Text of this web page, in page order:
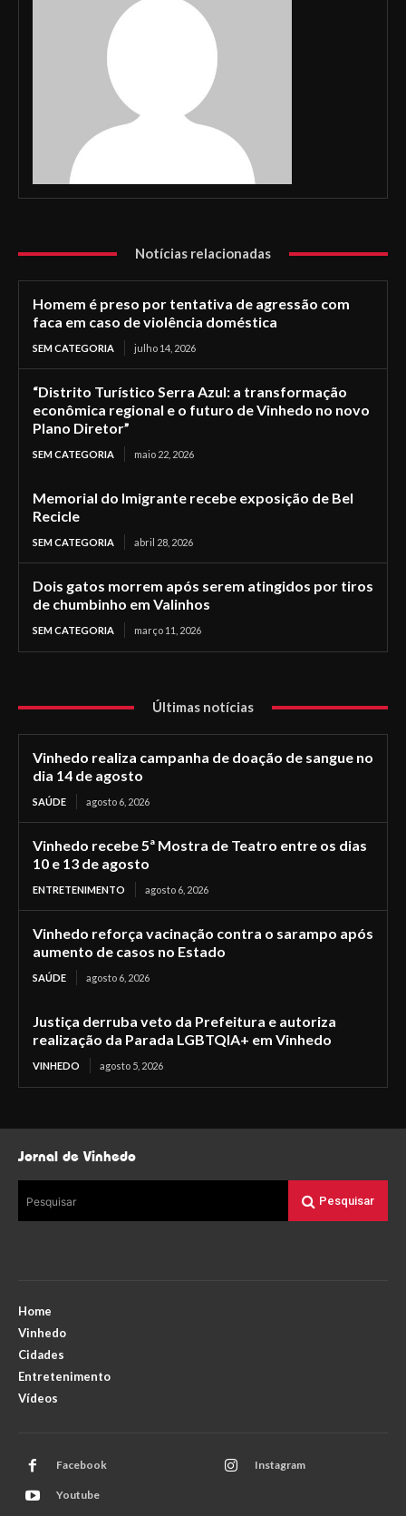
Notícias relacionadas
Homem é preso por tentativa de agressão com
faca em caso de violência doméstica
SEM CATEGORIA julho 14, 2026
“Distrito Turístico Serra Azul: a transformação
econômica regional e o futuro de Vinhedo no novo
Plano Diretor”
SEM CATEGORIA maio 22, 2026
Memorial do Imigrante recebe exposição de Bel
Recicle
SEM CATEGORIA abril 28, 2026
Dois gatos morrem após serem atingidos por tiros
de chumbinho em Valinhos
SEM CATEGORIA março 11, 2026
Últimas notícias
Vinhedo realiza campanha de doação de sangue no
dia 14 de agosto
SAÚDE agosto 6, 2026
Vinhedo recebe 5ª Mostra de Teatro entre os dias
10 e 13 de agosto
ENTRETENIMENTO agosto 6, 2026
Vinhedo reforça vacinação contra o sarampo após
aumento de casos no Estado
SAÚDE agosto 6, 2026
Justiça derruba veto da Prefeitura e autoriza
realização da Parada LGBTQIA+ em Vinhedo
VINHEDO agosto 5, 2026
Jornal de Vinhedo
Pesquisar Pesquisar
Home
Vinhedo
Cidades
Entretenimento
Vídeos
Facebook Instagram
Youtube